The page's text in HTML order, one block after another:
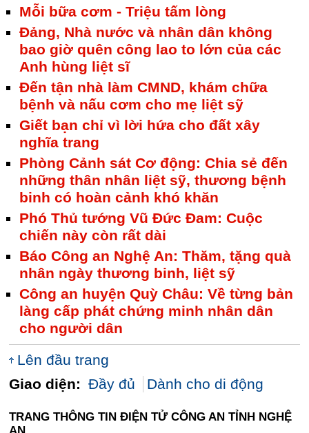
Mỗi bữa cơm - Triệu tấm lòng
Đảng, Nhà nước và nhân dân không
bao giờ quên công lao to lớn của các
Anh hùng liệt sĩ
Đến tận nhà làm CMND, khám chữa
bệnh và nấu cơm cho mẹ liệt sỹ
Giết bạn chỉ vì lời hứa cho đất xây
nghĩa trang
Phòng Cảnh sát Cơ động: Chia sẻ đến
những thân nhân liệt sỹ, thương bệnh
binh có hoàn cảnh khó khăn
Phó Thủ tướng Vũ Đức Đam: Cuộc
chiến này còn rất dài
Báo Công an Nghệ An: Thăm, tặng quà
nhân ngày thương binh, liệt sỹ
Công an huyện Quỳ Châu: Về từng bản
làng cấp phát chứng minh nhân dân
cho người dân
Lên đầu trang
Giao diện: Đầy đủ Dành cho di động
TRANG THÔNG TIN ĐIỆN TỬ CÔNG AN TỈNH NGHỆ